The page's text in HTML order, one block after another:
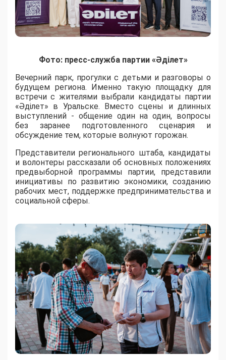
Фото: пресс-служба партии «Әділет»
Вечерний парк, прогулки с детьми и разговоры о
будущем региона. Именно такую площадку для
встречи с жителями выбрали кандидаты партии
«Әділет» в Уральске. Вместо сцены и длинных
выступлений - общение один на один, вопросы
без заранее подготовленного сценария и
обсуждение тем, которые волнуют горожан.
Представители регионального штаба, кандидаты
и волонтеры рассказали об основных положениях
предвыборной программы партии, представили
инициативы по развитию экономики, созданию
рабочих мест, поддержке предпринимательства и
социальной сферы.